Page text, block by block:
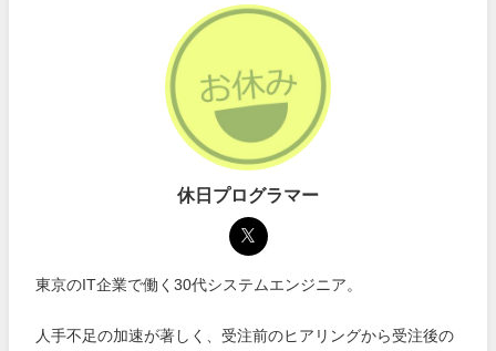
休日プログラマー
東京のIT企業で働く30代システムエンジニア。
人手不足の加速が著しく、受注前のヒアリングから受注後の